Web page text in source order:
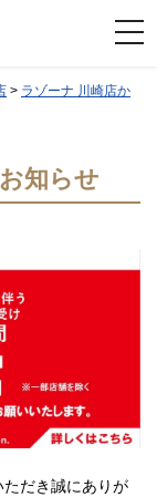
> ラゾーナ 川崎店か
知らせ
だき誠にありが